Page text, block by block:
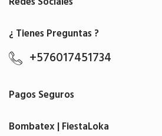
¿ Tienes Preguntas ?
+576017451734
Pagos Seguros
Bombatex | FiestaLoka